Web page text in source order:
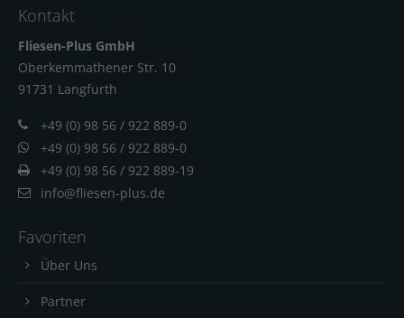
Kontakt
Fliesen-Plus GmbH
Oberkemmathener Str. 10
91731 Langfurth
+49 (0) 98 56 / 922 889-0
+49 (0) 98 56 / 922 889-0
+49 (0) 98 56 / 922 889-19
info@fliesen-plus.de
Favoriten
Über Uns
Partner